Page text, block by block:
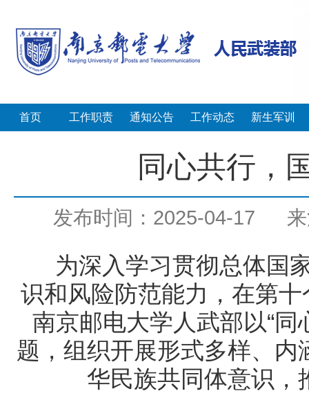
首页 工作职责 通知公告 工作动态 新生军训
同心共行，
发布时间：2025-04-17
为深入学习贯彻总体国
识和风险防范能力，在第十
南京邮电大学人武部以“
题 ， 组织开展形式多样、内
华民族共同体意识